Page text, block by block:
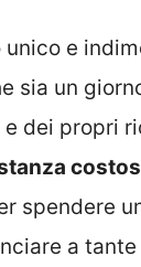
e
sia un
dei propri
spendere
a